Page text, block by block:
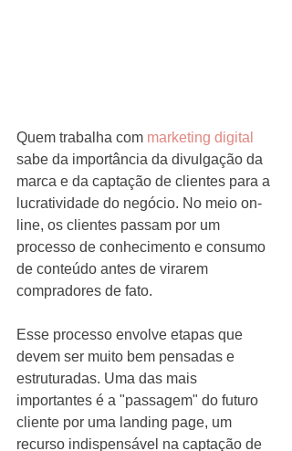
Quem trabalha com marketing digital
sabe da importância da divulgação da
marca e da captação de clientes para a
lucratividade do negócio. No meio on-
line, os clientes passam por um
processo de conhecimento e consumo
de conteúdo antes de virarem
compradores de fato.
Esse processo envolve etapas que
devem ser muito bem pensadas e
estruturadas. Uma das mais
importantes é a "passagem" do futuro
cliente por uma landing page, um
recurso indispensável na captação de